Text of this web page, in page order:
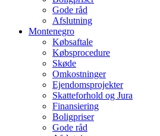
Gode råd
Afslutning
Montenegro
Købsaftale
Købsprocedure
Skøde
Omkostninger
Ejendomsprojekter
Skatteforhold og Jura
Finansiering
Boligpriser
Gode råd